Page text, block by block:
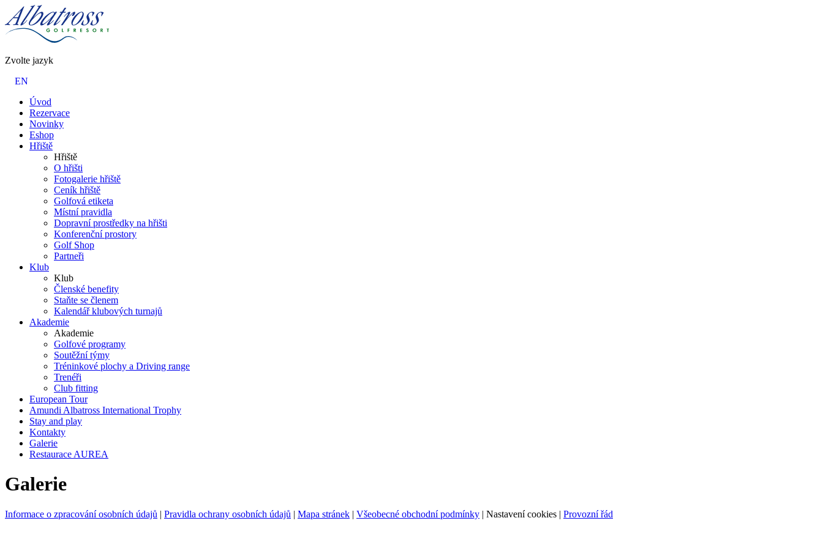
Zvolte jazyk
EN
Úvod
Rezervace
Novinky
Eshop
Hřiště
Hřiště
O hřišti
Fotogalerie hřiště
Ceník hřiště
Golfová etiketa
Místní pravidla
Dopravní prostředky na hřišti
Konferenční prostory
Golf Shop
Partneři
Klub
Klub
Členské benefity
Staňte se členem
Kalendář klubových turnajů
Akademie
Akademie
Golfové programy
Soutěžní týmy
Tréninkové plochy a Driving range
Trenéři
Club fitting
European Tour
Amundi Albatross International Trophy
Stay and play
Kontakty
Galerie
Restaurace AUREA
Galerie
Informace o zpracování osobních údajů | Pravidla ochrany osobních údajů | Mapa stránek | Všeobecné obchodní podmínky | Nastavení cookies | Provozní řád